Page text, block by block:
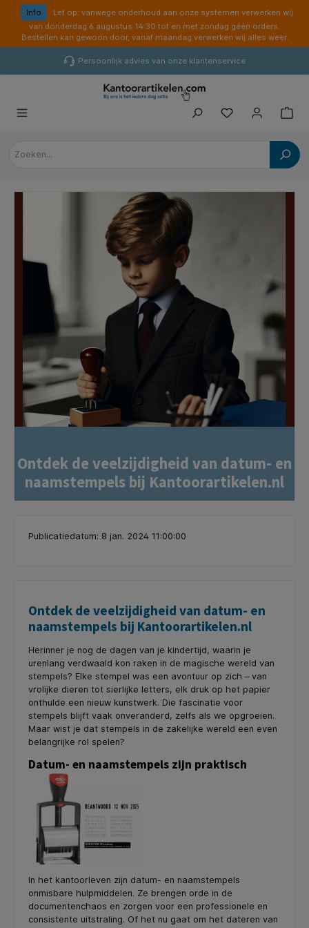
Info
Let op: vanwege onderhoud aan onze systemen verwerken wij
van donderdag 6 augustus 14:30 tot en met zondag géén orders.
Bestellen kan gewoon door, vanaf maandag verwerken wij alles weer.
Persoonlijk advies van onze klantenservice
Ontdek de veelzijdigheid van datum- en
naamstempels bij Kantoorartikelen.nl
Publicatiedatum: 8 jan. 2024 11:00:00
Ontdek de veelzijdigheid van datum- en
naamstempels bij Kantoorartikelen.nl
Herinner je nog de dagen van je kindertijd, waarin je
urenlang verdwaald kon raken in de magische wereld van
stempels? Elke stempel was een avontuur op zich – van
vrolijke dieren tot sierlijke letters, elk druk op het papier
onthulde een nieuw kunstwerk. Die fascinatie voor
stempels blijft vaak onveranderd, zelfs als we opgroeien.
Maar wist je dat stempels in de zakelijke wereld een even
belangrijke rol spelen?
Datum- en naamstempels zijn praktisch
In het kantoorleven zijn datum- en naamstempels
onmisbare hulpmiddelen. Ze brengen orde in de
documentenchaos en zorgen voor een professionele en
consistente uitstraling. Of het nu gaat om het dateren van